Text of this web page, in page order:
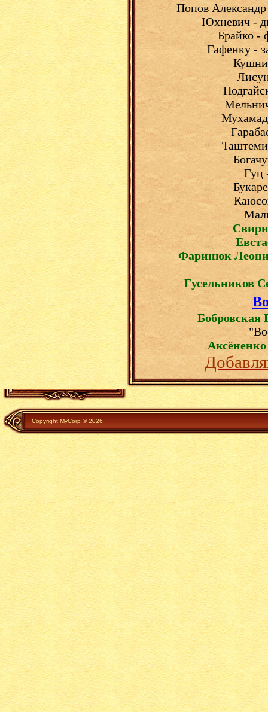
Попов
Юхневич -
Брайко -
Гафенку -
Гуц
Фаринюк
Гусельников
Бобровская
Copyright MyCorp © 2026